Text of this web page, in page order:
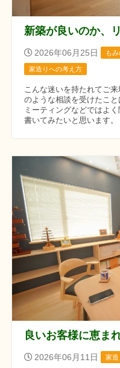
新築が良いのか、
2026年06月25日 も
家造りへの考え方
こんな迷いを持たれてご
のような相談を受けたこ
ミーティングなどではよ
書いてみたいと思います
良いお客様に恵ま
2026年06月11日 家造